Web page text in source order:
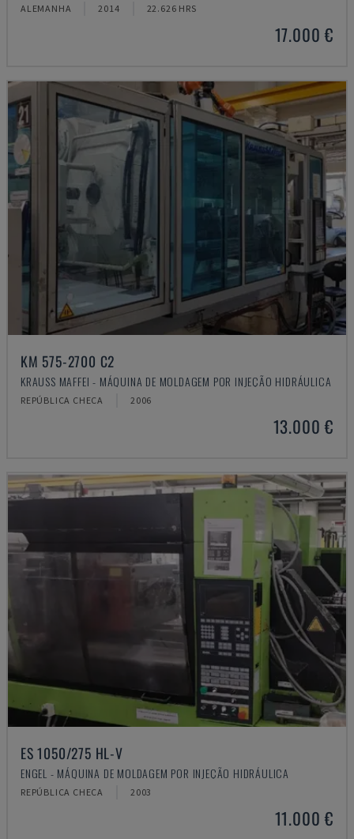
ALEMANHA 2014 22.626 HRS
17.000 €
KM 575-2700 C2
KRAUSS MAFFEI - MÁQUINA DE MOLDAGEM POR INJEÇÃO HIDRÁULICA
REPÚBLICA CHECA 2006
13.000 €
ES 1050/275 HL-V
ENGEL - MÁQUINA DE MOLDAGEM POR INJEÇÃO HIDRÁULICA
REPÚBLICA CHECA 2003
11.000 €